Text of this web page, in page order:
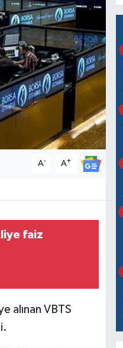
A- A+
faiz
alınan VBTS